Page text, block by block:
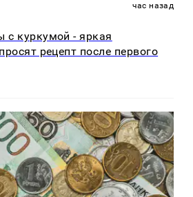
час назад
с куркумой - яркая
рецепт после первого